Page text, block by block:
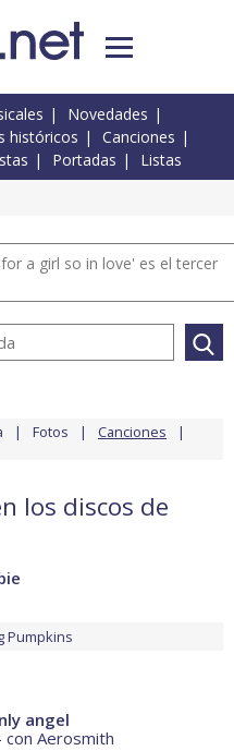
Novedades
históricos
Canciones
Portadas Listas
a girl so in love' es el tercer
Fotos Canciones
los discos de
Pumpkins
angel
Aerosmith